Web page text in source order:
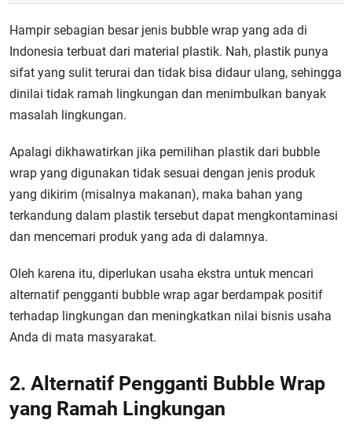
Hampir sebagian besar jenis bubble wrap yang ada di
Indonesia terbuat dari material plastik. Nah, plastik punya
sifat yang sulit terurai dan tidak bisa didaur ulang, sehingga
dinilai tidak ramah lingkungan dan menimbulkan banyak
masalah lingkungan.
Apalagi dikhawatirkan jika pemilihan plastik dari bubble
wrap yang digunakan tidak sesuai dengan jenis produk
yang dikirim (misalnya makanan), maka bahan yang
terkandung dalam plastik tersebut dapat mengkontaminasi
dan mencemari produk yang ada di dalamnya.
Oleh karena itu, diperlukan usaha ekstra untuk mencari
alternatif pengganti bubble wrap agar berdampak positif
terhadap lingkungan dan meningkatkan nilai bisnis usaha
Anda di mata masyarakat.
2. Alternatif Pengganti Bubble Wrap
yang Ramah Lingkungan